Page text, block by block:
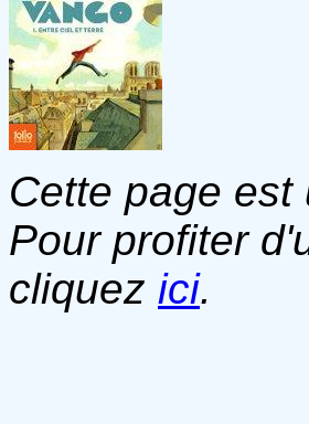
Cette page
Pour profiter
cliquez ici.